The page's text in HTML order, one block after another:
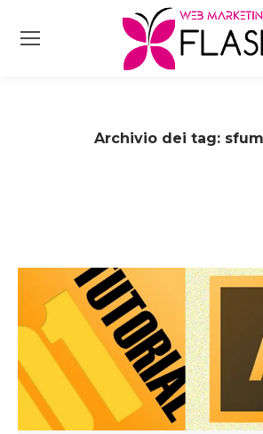
Archivio dei tag: